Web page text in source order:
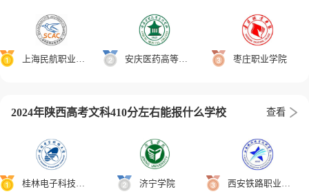
上海民航职业技术学院 安庆医药高等专科学校 枣庄职业学院
2024年陕西高考文科410分左右能报什么学校 查看
桂林电子科技大学 济宁学院 西安铁路职业技术学院